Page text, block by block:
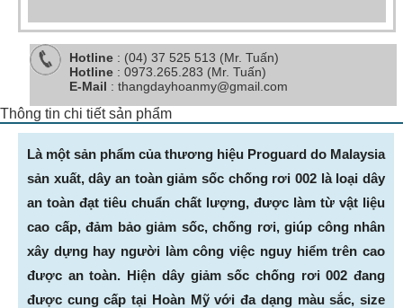
Hotline : (04) 37 525 513 (Mr. Tuấn)
Hotline : 0973.265.283 (Mr. Tuấn)
E-Mail : thangdayhoanmy@gmail.com
Thông tin chi tiết sản phẩm
Là một sản phẩm của thương hiệu Proguard do Malaysia
sản xuất, dây an toàn giảm sốc chống rơi 002 là loại dây
an toàn đạt tiêu chuẩn chất lượng, được làm từ vật liệu
cao cấp, đảm bảo giảm sốc, chống rơi, giúp công nhân
xây dựng hay người làm công việc nguy hiểm trên cao
được an toàn. Hiện dây giảm sốc chống rơi 002 đang
được cung cấp tại Hoàn Mỹ với đa dạng màu sắc, size